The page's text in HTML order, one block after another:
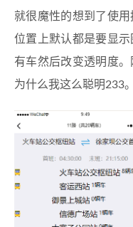
就很魔性的想到了使
位置上默认都是要显
有车然后改变透明度
为什么我这么聪明233。